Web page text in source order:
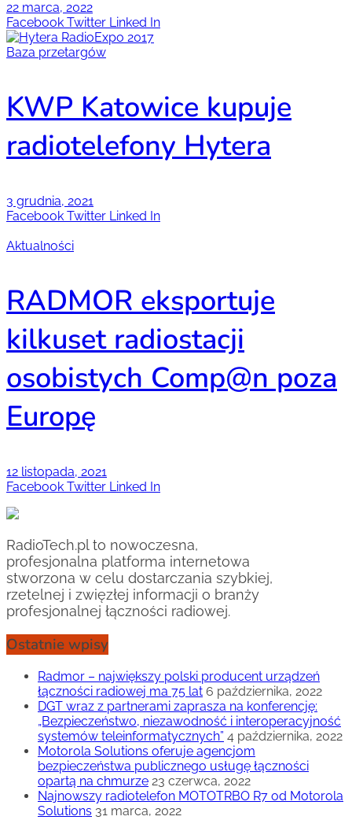
22 marca, 2022
Facebook Twitter Linked In
Baza przetargów
KWP Katowice kupuje
radiotelefony Hytera
3 grudnia, 2021
Facebook Twitter Linked In
Aktualności
RADMOR eksportuje
kilkuset radiostacji
osobistych Comp@n poza
Europę
12 listopada, 2021
Facebook Twitter Linked In
RadioTech.pl to nowoczesna,
profesjonalna platforma internetowa
stworzona w celu dostarczania szybkiej,
rzetelnej i zwięzłej informacji o branży
profesjonalnej łączności radiowej.
Ostatnie wpisy
Radmor – największy polski producent urządzeń
łączności radiowej ma 75 lat 6 października, 2022
DGT wraz z partnerami zaprasza na konferencję:
„Bezpieczeństwo, niezawodność i interoperacyjność
systemów teleinformatycznych” 4 października, 2022
Motorola Solutions oferuje agencjom
bezpieczeństwa publicznego usługę łączności
opartą na chmurze 23 czerwca, 2022
Najnowszy radiotelefon MOTOTRBO R7 od Motorola
Solutions 31 marca, 2022